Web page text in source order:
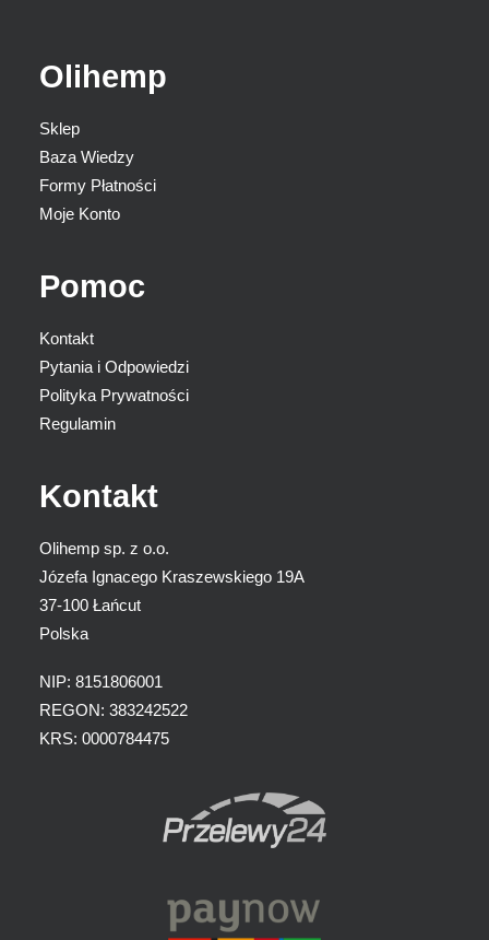
Olihemp
Sklep
Baza Wiedzy
Formy Płatności
Moje Konto
Pomoc
Kontakt
Pytania i Odpowiedzi
Polityka Prywatności
Regulamin
Kontakt
Olihemp sp. z o.o.
Józefa Ignacego Kraszewskiego 19A
37-100 Łańcut
Polska
NIP: 8151806001
REGON: 383242522
KRS: 0000784475